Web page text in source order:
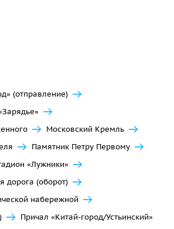
(отправление)
Московский Кремль
Памятник Петру Первому
«Лужники»
дорога (оборот)
набережной
Причал «Китай-город/Устьинский»